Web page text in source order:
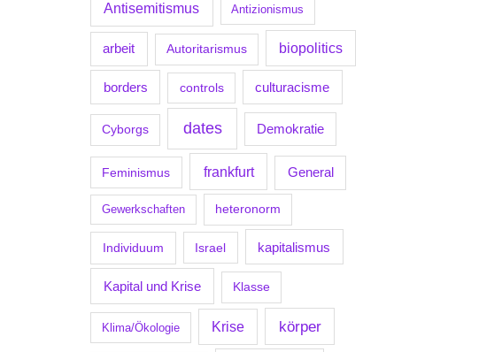
Antisemitismus Antizionismus
arbeit Autoritarismus biopolitics
borders controls culturacisme
Cyborgs dates Demokratie
Feminismus frankfurt General
Gewerkschaften heteronorm
Individuum Israel kapitalismus
Kapital und Krise Klasse
Klima/Ökologie Krise körper